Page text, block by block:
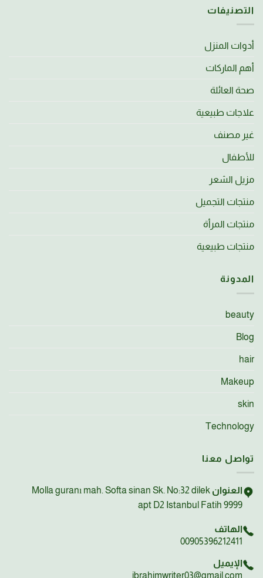
التصنيفات
أدوات المنزل
أهم الماركات
صحة العائلة
علاجات طبيعية
غير مصنف
للأطفال
مزيل الشعر
منتجات التجميل
منتجات المرأة
منتجات طبيعية
المدونة
beauty
Blog
hair
Makeup
skin
Technology
تواصل معنا
العنوان Molla guranı mah. Softa sinan Sk. No:32 dilek
apt D2 Istanbul Fatih 9999
الهاتف
00905396212411
الإيميل
ibrahimwriter03@gmail.com